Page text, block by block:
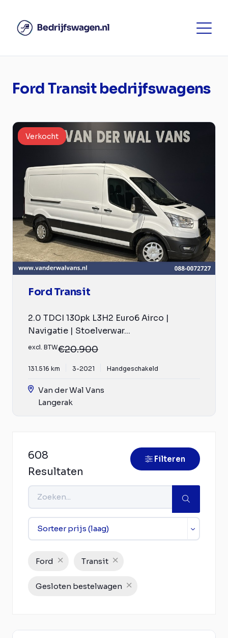
Ford Transit bedrijfswagens
Verkocht
Ford Transit
2.0 TDCI 130pk L3H2 Euro6 Airco |
Navigatie | Stoelverwar...
excl. BTW€20.900
131.516 km 3-2021 Handgeschakeld
Van der Wal Vans
Langerak
608
Resultaten
Filteren
Ford Transit
Gesloten bestelwagen